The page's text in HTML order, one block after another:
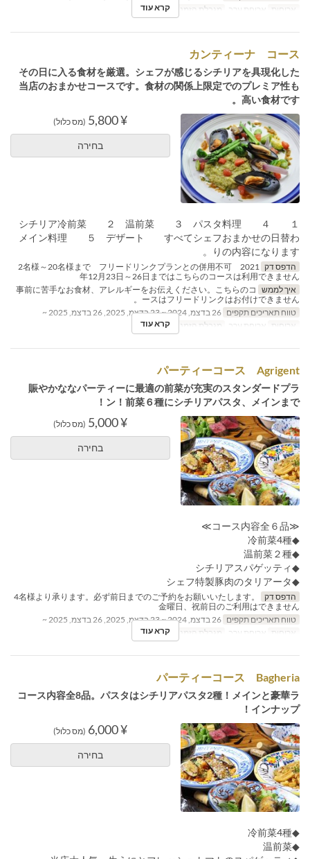
ארוחות ארוחת ערב מגבלת הזמנה 2 ~ 20קרא עוד
カンティーナ コース
その日に入る食材を厳選。シェフが感じるシチリアを具現化した
当店のおまかせコースです。食材の関係上限定でのプレミア性も
高い食材です。
¥ 5,800 (מס כלול)
בחירה
１ シチリア冷前菜 ２ 温前菜 ３ パスタ料理 ４
メイン料理 ５ デザート すべてシェフおまかせの日替わ
りの内容になります。
הדפס דק
2名様～20名様まで フリードリンクプランとの併用不可 2021
年12月23日～26日まではこちらのコースは利用できません
איך לממש
事前に苦手なお食材、アレルギーをお伝えください。こちらのコ
ースはフリードリンクはお付けできません。
טווח תאריכים תקפים
ארוחות ארוחת ערב מגבלת הזמנה 2 ~ 8קרא עוד
パーティーコース Agrigent
賑やかななパーティーに最適の前菜が充実のスタンダードプラ
ン！前菜６種にシチリアパスタ、メインまで！
¥ 5,000 (מס כלול)
בחירה
≪コース内容全６品≫
◆冷前菜4種
◆温前菜２種
◆シチリアスパゲッティ
◆シェフ特製豚肉のタリアータ
הדפס דק
4名様より承ります。必ず前日までのご予約をお願いいたします。
金曜日、祝前日のご利用はできません
טווח תאריכים תקפים
ארוחות ארוחת ערב מגבלת הזמנה 4 ~ 20קרא עוד
パーティーコース Bagheria
コース内容全8品。パスタはシチリアパスタ2種！メインと豪華ラ
インナップ！
¥ 6,000 (מס כלול)
בחירה
◆冷前菜4種
◆温前菜